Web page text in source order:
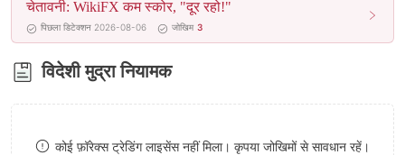
6
7
8
9
चेतावनी: WikiFX कम स्कोर, "दूर रहो!"
पिछला डिटेक्शन 2026-08-06 जोखिम 3
विदेशी मुद्रा नियामक
कोई फ़ॉरेक्स ट्रेडिंग लाइसेंस नहीं मिला। कृपया जोखिमों से सावधान रहें।